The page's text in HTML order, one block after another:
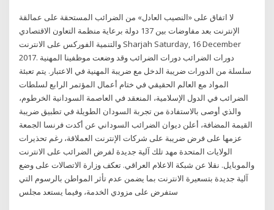
لا اتفاق على «النصيب العادل» من الضرائب المستحقة على عمالقة
الإنترنت بعد مفاوضات بين 137 دولة برعاية منظمة التعاون الاقتصادي
والتنمية الفوركس على الانترنت Sharjah Saturday, 16 December
2017. دورات الضرائب دورات الضرائب وقد وضعت موظفينا المهنية
سلسلة من الدورات ضريبة الدخل مع ضريبة المهنية في الاعتبار. يتم تعبئة
المواد مع العالم الحقيقي في ختام أعمال المؤتمر الرابع لسلطات
الضرائب في الدول الإسلامية، المنعقد في العاصمة السودانية الخرطوم،
والذي أوصى بالاستفادة من تجربة السودان الطويلة في تطبيق ضريبة
القيمة المضافة، أعلن ديوان الضرائب السوداني عن أكدت فرنسا الجمعة
عزمها على فرض ضريبة على شركات الإنترنت العملاقة، رغم تحذيرات
الولايات المتحدة مهد تلك آلية جديدة لفرض الضرائب على الانترنت
والموبايل. نقلا عن شبكة الاعلام العراقي. تعكف وزارة الاتصالات على وضع
آلية جديدة بتسعيرة الانترنت بما يضمن عدم تأثر المواطن بالرسوم التي
ستفرض على مزودي الخدمة، وفيما يستعد مجلس